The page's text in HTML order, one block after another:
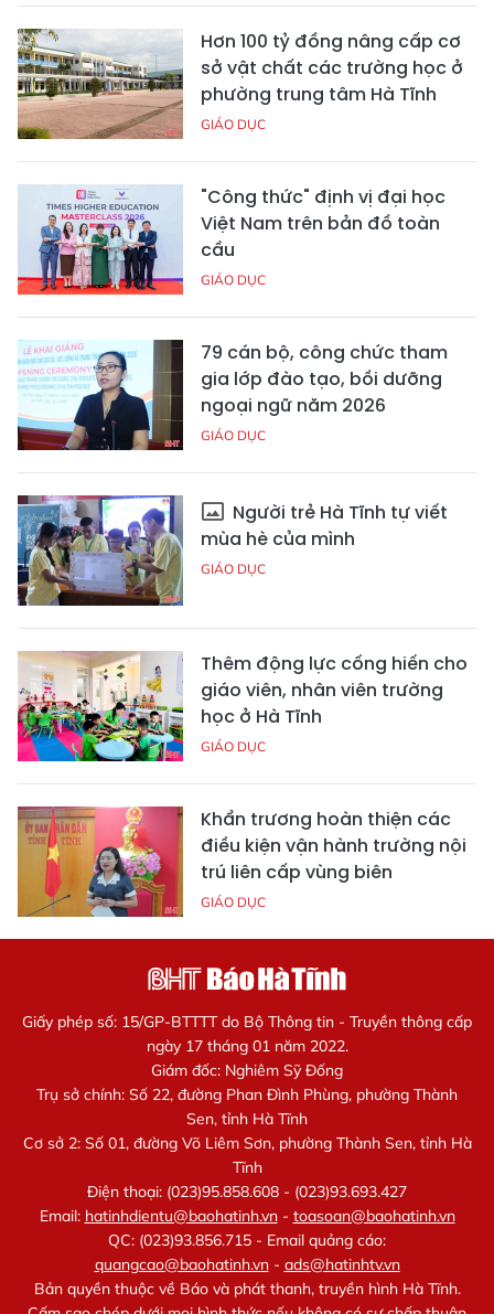
Hơn 100 tỷ đồng nâng cấp cơ
sở vật chất các trường học ở
phường trung tâm Hà Tĩnh
GIÁO DỤC
"Công thức" định vị đại học
Việt Nam trên bản đồ toàn
cầu
GIÁO DỤC
79 cán bộ, công chức tham
gia lớp đào tạo, bồi dưỡng
ngoại ngữ năm 2026
GIÁO DỤC
Người trẻ Hà Tĩnh tự viết
mùa hè của mình
GIÁO DỤC
Thêm động lực cống hiến cho
giáo viên, nhân viên trường
học ở Hà Tĩnh
GIÁO DỤC
Khẩn trương hoàn thiện các
điều kiện vận hành trường nội
trú liên cấp vùng biên
GIÁO DỤC
Giấy phép số: 15/GP-BTTTT do Bộ Thông tin - Truyền thông cấp
ngày 17 tháng 01 năm 2022.
Giám đốc: Nghiêm Sỹ Đống
Trụ sở chính: Số 22, đường Phan Đình Phùng, phường Thành
Sen, tỉnh Hà Tĩnh
Cơ sở 2: Số 01, đường Võ Liêm Sơn, phường Thành Sen, tỉnh Hà
Tĩnh
Điện thoại: (023)95.858.608 - (023)93.693.427
Email: hatinhdientu@baohatinh.vn- toasoan@baohatinh.vn
QC: (023)93.856.715 - Email quảng cáo:
quangcao@baohatinh.vn- ads@hatinhtv.vn
Bản quyền thuộc về Báo và phát thanh, truyền hình Hà Tĩnh.